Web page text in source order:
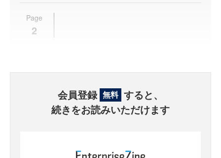
Page
2
会員登録 無料 すると、
続きをお読みいただけます